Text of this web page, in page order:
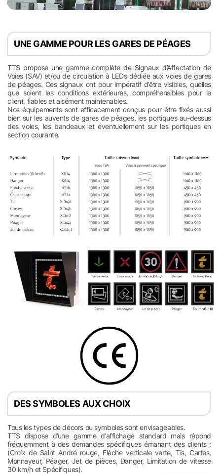
UNE GAMME POUR LES GARES DE PÉAGES
TTS propose une gamme complète de Signaux d’Affectation de
Voies (SAV) et/ou de circulation à LEDs dédiée aux voies de gares
de péages. Ces signaux ont pour impératif d’être visibles, quelles
que soient les conditions extérieures, compréhensibles pour le
client, fiables et aisément maintenables.
Nos équipements sont efficacement conçus pour être fixés aussi
bien sur les auvents de gares de péages, les portiques au-dessus
des voies, les bandeaux et éventuellement sur les portiques en
section courante.
DES SYMBOLES AUX CHOIX
Tous les types de décors ou symboles sont envisageables.
TTS dispose d’une gamme d’affichage standard mais répond
fréquemment à des demandes spécifiques émanant des clients :
(Croix de Saint André rouge, Flèche verticale verte, Tis, Cartes,
Monnayeur, Péager, Jet de pièces, Danger, Limitation de vitesse
30 km/h et Spécifiques).